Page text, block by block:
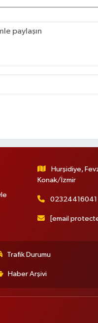
Hurşidiye,
Konak/İzmir
02324416041
[email
Trafik Durumu
Haber Arşivi